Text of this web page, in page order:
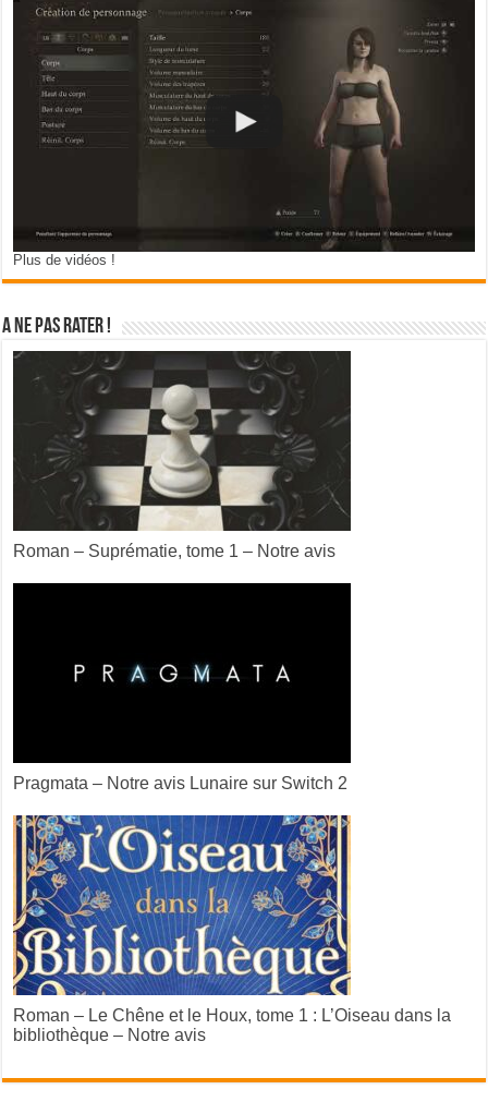
Plus de vidéos !
A ne pas rater !
Roman – Suprématie, tome 1 – Notre avis
Pragmata – Notre avis Lunaire sur Switch 2
Roman – Le Chêne et le Houx, tome 1 : L’Oiseau dans la
bibliothèque – Notre avis